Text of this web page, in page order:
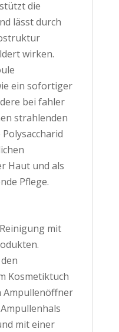
die
lässt durch
wirken.
ein sofortiger
bei fahler
strahlenden
Haut und als
Pflege.
mit
Kosmetiktuch
Ampullenöffner
mit einer